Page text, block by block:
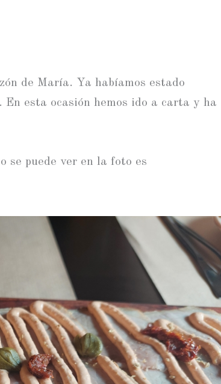
de María. Ya habíamos estado
esta ocasión hemos ido a carta y ha
se puede ver en la foto es